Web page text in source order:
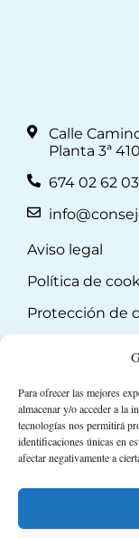
Para ofrecer las mejores
almacenar y/o acceder a la
tecnologías nos permitirá
identificaciones únicas en
afectar negativamente a
Calle
Planta 3ª
674 02 62 03
Aviso legal
Política de
Protección de